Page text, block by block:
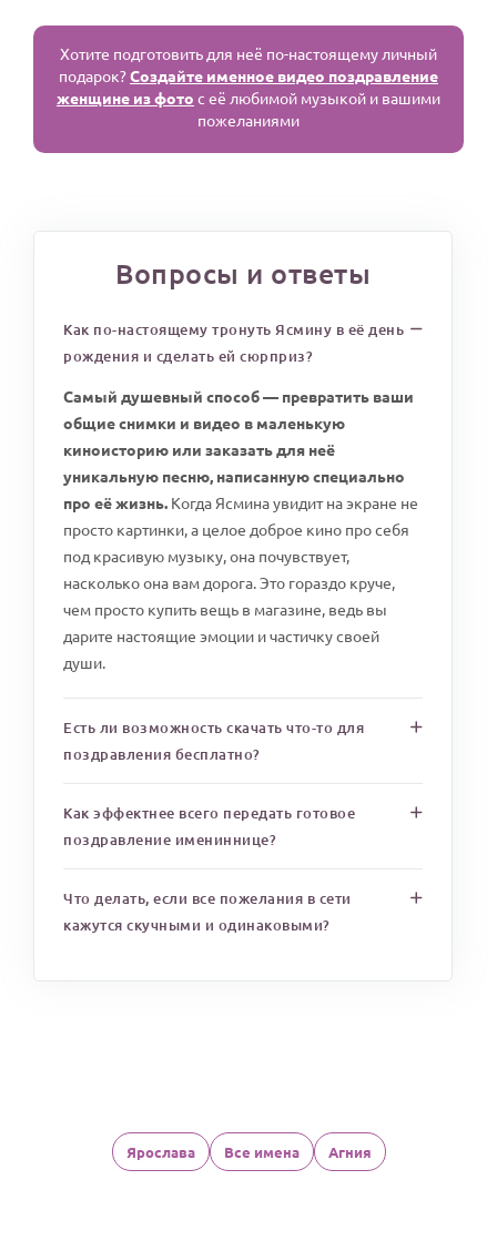
Хотите подготовить для неё по-настоящему личный
подарок?Создайте именное видео поздравление
женщине из фото с её любимой музыкой и вашими
пожеланиями
Вопросы и ответы
Как по-настоящему тронуть Ясмину в её день
рождения и сделать ей сюрприз?
Самый душевный способ — превратить ваши
общие снимки и видео в маленькую
киноисторию или заказать для неё
уникальную песню, написанную специально
про её жизнь. Когда Ясмина увидит на экране не
просто картинки, а целое доброе кино про себя
под красивую музыку, она почувствует,
насколько она вам дорога. Это гораздо круче,
чем просто купить вещь в магазине, ведь вы
дарите настоящие эмоции и частичку своей
души.
Есть ли возможность скачать что-то для
поздравления бесплатно?
Как эффектнее всего передать готовое
поздравление имениннице?
Что делать, если все пожелания в сети
кажутся скучными и одинаковыми?
Ярослава Все имена Агния